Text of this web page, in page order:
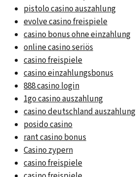
pistolo casino auszahlung
evolve casino freispiele
casino bonus ohne einzahlung
online casino seriös
casino freispiele
casino einzahlungsbonus
888 casino login
1go casino auszahlung
casino deutschland auszahlung
posido casino
rant casino bonus
Casino zypern
casino freispiele